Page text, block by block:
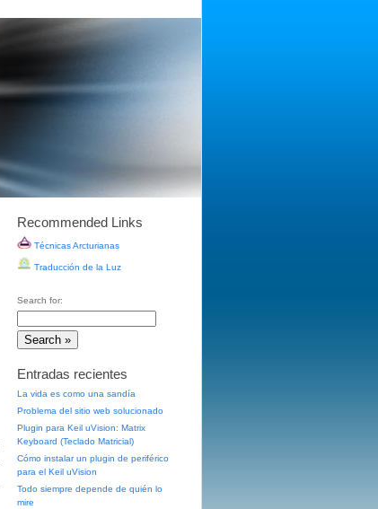
Recommended Links
Técnicas Arcturianas
Traducción de la Luz
Search for:
Entradas recientes
La vida es como una sandía
Problema del sitio web solucionado
Plugin para Keil uVision: Matrix
Keyboard (Teclado Matricial)
Cómo instalar un plugin de periférico
para el Keil uVision
Todo siempre depende de quién lo
mire